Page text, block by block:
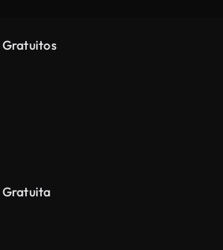
Gratuitos
Gratuita